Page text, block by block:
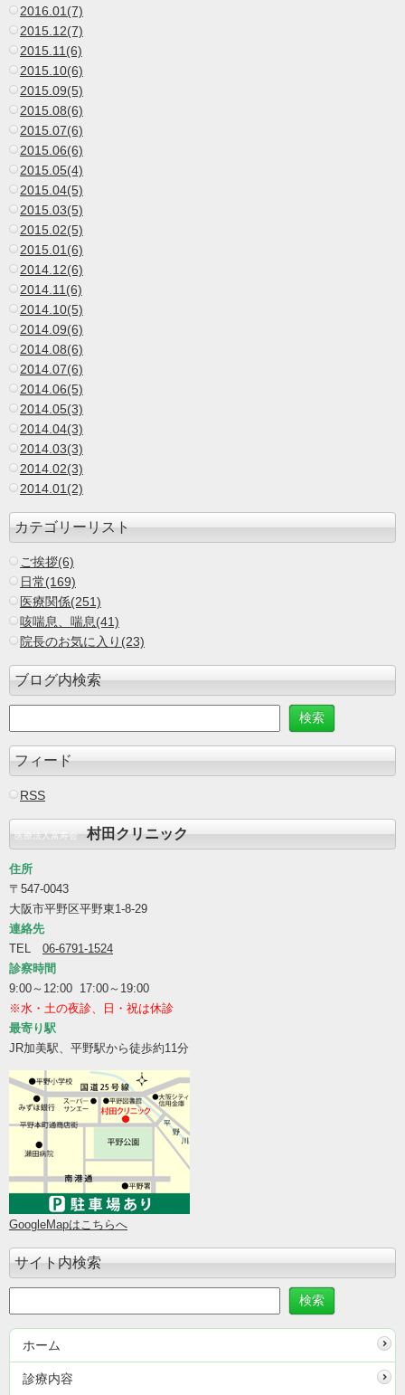
2016.01(7)
2015.12(7)
2015.11(6)
2015.10(6)
2015.09(5)
2015.08(6)
2015.07(6)
2015.06(6)
2015.05(4)
2015.04(5)
2015.03(5)
2015.02(5)
2015.01(6)
2014.12(6)
2014.11(6)
2014.10(5)
2014.09(6)
2014.08(6)
2014.07(6)
2014.06(5)
2014.05(3)
2014.04(3)
2014.03(3)
2014.02(3)
2014.01(2)
カテゴリーリスト
ご挨拶(6)
日常(169)
医療関係(251)
咳喘息、喘息(41)
院長のお気に入り(23)
ブログ内検索
フィード
RSS
医療法人富寿会村田クリニック
住所
〒547-0043
大阪市平野区平野東1-8-29
連絡先
TEL 06-6791-1524
診察時間
9:00～12:00 17:00～19:00
※水・土の夜診、日・祝は休診
最寄り駅
JR加美駅、平野駅から徒歩約11分
GoogleMapはこちらへ
サイト内検索
ホーム
診療内容